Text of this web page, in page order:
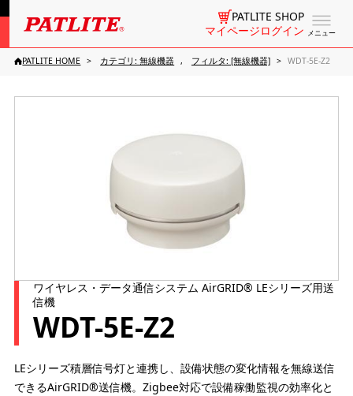
メニュー
PATLITE SHOP
マイページログイン
PATLITE HOME カテゴリ: 無線機器 フィルタ: [無線機器] WDT-5E-Z2
ワイヤレス・データ通信システム AirGRID® LEシリーズ用送
信機
WDT-5E-Z2
LEシリーズ積層信号灯と連携し、設備状態の変化情報を無線送信
できるAirGRID®送信機。Zigbee対応で設備稼働監視の効率化と